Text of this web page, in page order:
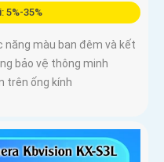
5%-35%
năng màu ban đêm và kết
bảo vệ thông minh
trên ống kính